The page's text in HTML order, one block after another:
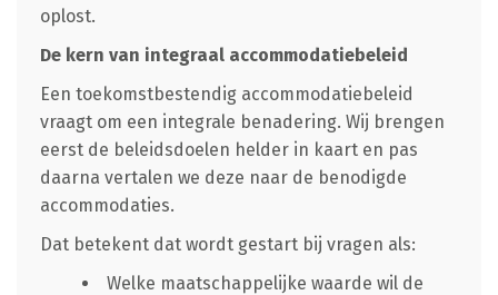
oplost.
De kern van integraal accommodatiebeleid
Een toekomstbestendig accommodatiebeleid
vraagt om een integrale benadering. Wij brengen
eerst de beleidsdoelen helder in kaart en pas
daarna vertalen we deze naar de benodigde
accommodaties.
Dat betekent dat wordt gestart bij vragen als:
Welke maatschappelijke waarde wil de